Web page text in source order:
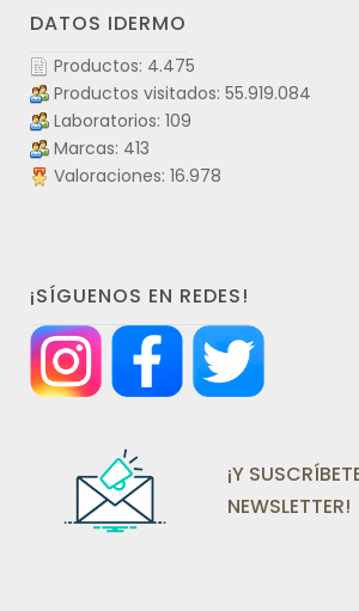
DATOS IDERMO
Productos: 4.475
Productos visitados: 55.919.084
Laboratorios: 109
Marcas: 413
Valoraciones: 16.978
¡SÍGUENOS EN REDES!
¡Y
NEWSLETTER!